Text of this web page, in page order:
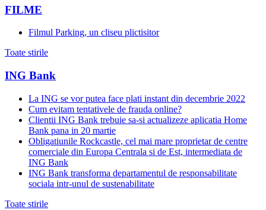
FILME
Filmul Parking, un cliseu plictisitor
Toate stirile
ING Bank
La ING se vor putea face plati instant din decembrie 2022
Cum evitam tentativele de frauda online?
Clientii ING Bank trebuie sa-si actualizeze aplicatia Home
Bank pana in 20 martie
Obligatiunile Rockcastle, cel mai mare proprietar de centre
comerciale din Europa Centrala si de Est, intermediata de
ING Bank
ING Bank transforma departamentul de responsabilitate
sociala intr-unul de sustenabilitate
Toate stirile